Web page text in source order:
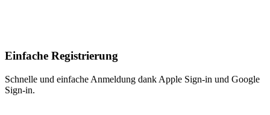
Einfache Registrierung
Schnelle und einfache Anmeldung dank Apple Sign-in und Google
Sign-in.